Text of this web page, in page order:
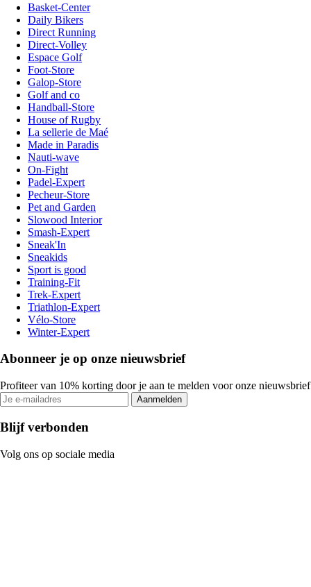
Basket-Center
Daily Bikers
Direct Running
Direct-Volley
Espace Golf
Foot-Store
Galop-Store
Golf and co
Handball-Store
House of Rugby
La sellerie de Maé
Made in Paradis
Nauti-wave
On-Fight
Padel-Expert
Pecheur-Store
Pet and Garden
Slowood Interior
Smash-Expert
Sneak'In
Sneakids
Sport is good
Training-Fit
Trek-Expert
Triathlon-Expert
Vélo-Store
Winter-Expert
Abonneer je op onze nieuwsbrief
Profiteer van 10% korting door je aan te melden voor onze nieuwsbrief
Aanmelden
Blijf verbonden
Volg ons op sociale media